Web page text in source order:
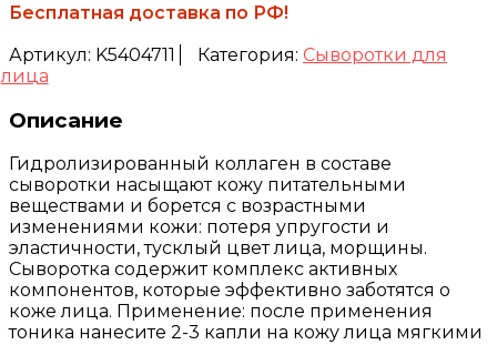
Бесплатная доставка по РФ!
Артикул: K5404711 Категория: Сыворотки для
лица
Описание
Гидролизированный коллаген в составе
сыворотки насыщают кожу питательными
веществами и борется с возрастными
изменениями кожи: потеря упругости и
эластичности, тусклый цвет лица, морщины.
Сыворотка содержит комплекс активных
компонентов, которые эффективно заботятся о
коже лица. Применение: после применения
тоника нанесите 2-3 капли на кожу лица мягкими